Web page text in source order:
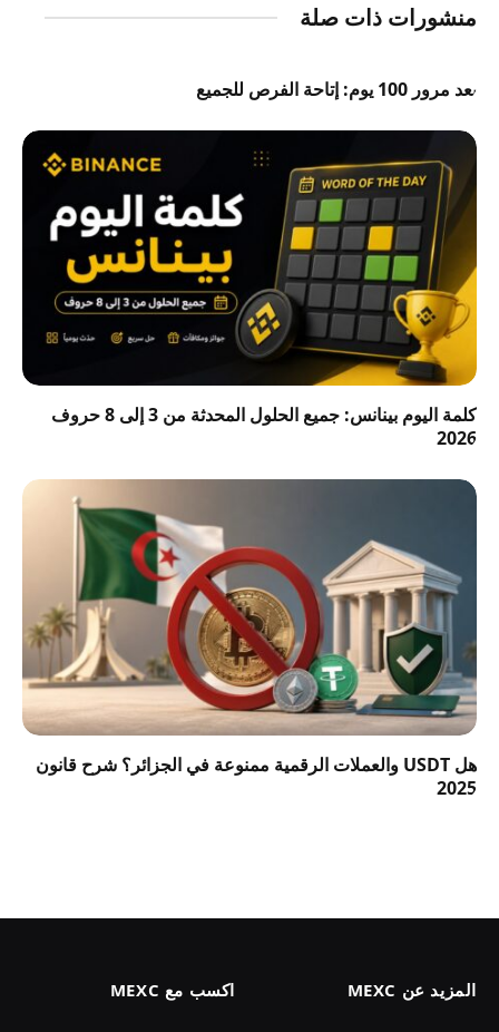
منشورات ذات صلة
بعد مرور 100 يوم: إتاحة الفرص للجميع
كلمة اليوم بينانس: جميع الحلول المحدثة من 3 إلى 8 حروف
2026
هل USDT والعملات الرقمية ممنوعة في الجزائر؟ شرح قانون
2025
المزيد عن MEXC اكسب مع MEXC